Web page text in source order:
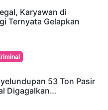
Karyawan di
Ternyata Gelapkan
53 Ton Pasir
Digagalkan…